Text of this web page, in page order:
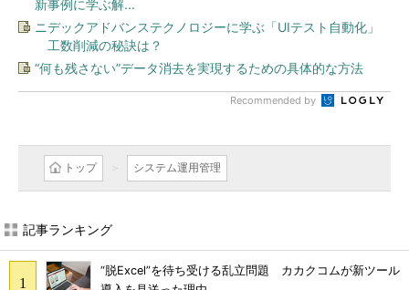
新事例に学ぶ解...
ニデックアドバンステクノロジーに学ぶ「UIテスト自動化」
工数削減の秘訣は？
“何も残さない”データ消去を実現するための具体的な方法
Recommended by
トップ システム運用管理
記事ランキング
“脱Excel”を待ち受ける乱立問題 カカクコムが新ツール